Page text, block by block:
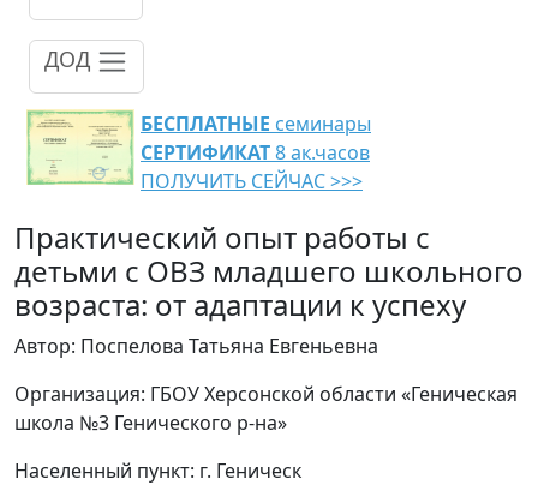
ДОД
БЕСПЛАТНЫЕ семинары
СЕРТИФИКАТ8 ак.часов
ПОЛУЧИТЬ СЕЙЧАС >>>
Практический опыт работы с
детьми с ОВЗ младшего школьного
возраста: от адаптации к успеху
Автор: Поспелова Татьяна Евгеньевна
Организация: ГБОУ Херсонской области «Геническая
школа №3 Генического р-на»
Населенный пункт: г. Геническ